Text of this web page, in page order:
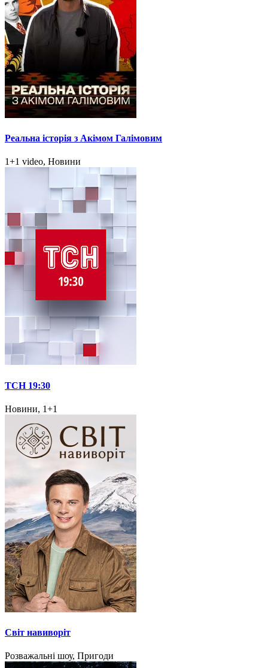
Реальна історія з Акімом Галімовим
1+1 video, Новини
ТСН 19:30
Новини, 1+1
Світ навиворіт
Розважальні шоу, Пригоди